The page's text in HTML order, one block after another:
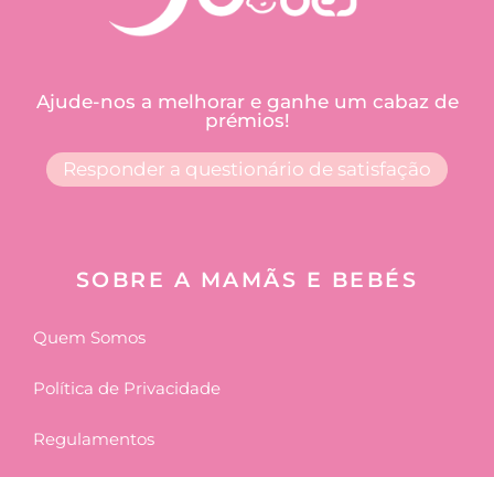
Ajude-nos a melhorar e ganhe um cabaz de
prémios!
Responder a questionário de satisfação
SOBRE A MAMÃS E BEBÉS
Quem Somos
Política de Privacidade
Regulamentos